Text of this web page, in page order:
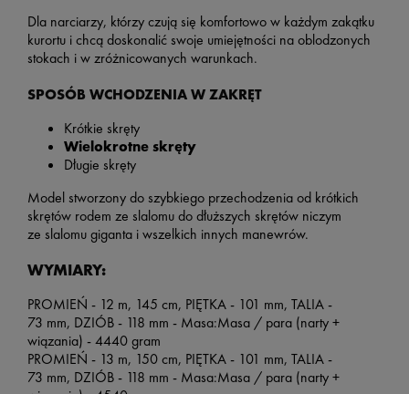
Dla narciarzy, którzy czują się komfortowo w każdym zakątku
kurortu i chcą doskonalić swoje umiejętności na oblodzonych
stokach i w zróżnicowanych warunkach.
SPOSÓB WCHODZENIA W ZAKRĘT
Krótkie skręty
Wielokrotne skręty
Długie skręty
Model stworzony do szybkiego przechodzenia od krótkich
skrętów rodem ze slalomu do dłuższych skrętów niczym
ze slalomu giganta i wszelkich innych manewrów.
WYMIARY:
PROMIEŃ - 12 m, 145 cm, PIĘTKA - 101 mm, TALIA -
73 mm, DZIÓB - 118 mm - Masa:Masa / para (narty +
wiązania) - 4440gram
PROMIEŃ - 13 m, 150 cm, PIĘTKA - 101 mm, TALIA -
73 mm, DZIÓB - 118 mm - Masa:Masa / para (narty +